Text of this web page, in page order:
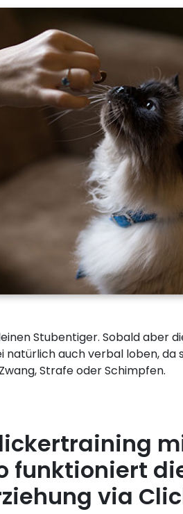
Stubentiger. Sobald aber
auch verbal loben, da
Strafe oder Schimpfen.
funktioniert
via